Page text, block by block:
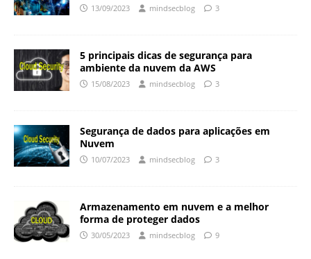
13/09/2023 mindsecblog 3
5 principais dicas de segurança para
ambiente da nuvem da AWS
15/08/2023 mindsecblog 3
Segurança de dados para aplicações em
Nuvem
10/07/2023 mindsecblog 3
Armazenamento em nuvem e a melhor
forma de proteger dados
30/05/2023 mindsecblog 9